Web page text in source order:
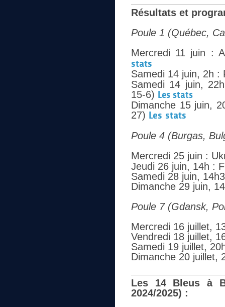
Résultats et
Poule 1 (Québec,
Mercredi 11 juin :
stats
Samedi 14 juin, 2h
Samedi 14 juin,
15-6) Les stats
Dimanche 15 juin,
27) Les stats
Poule 4 (Burgas,
Mercredi 25 juin :
Jeudi 26 juin, 14h :
Samedi 28 juin,
Dimanche 29 juin,
Poule 7 (Gdansk,
Mercredi 16 juillet,
Vendredi 18 juillet,
Samedi 19 juillet,
Dimanche 20 juillet,
Les 14 Bleus à
2024/2025) :